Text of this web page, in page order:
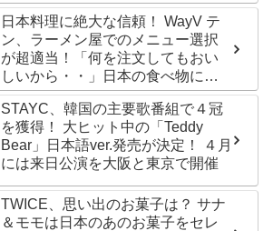
日本料理に絶大な信頼！ WayV テ
ン、ラーメン屋でのメニュー選択
が超適当！「何を注文してもおい
しいから・・」日本の食べ物に関
する持論を明かす
STAYC、韓国の主要歌番組で４冠
を獲得！ 大ヒット中の「Teddy
Bear」日本語ver.発売が決定！ ４月
には来日公演を大阪と東京で開催
TWICE、思い出のお菓子は？ サナ
＆モモは日本のあのお菓子をセレ